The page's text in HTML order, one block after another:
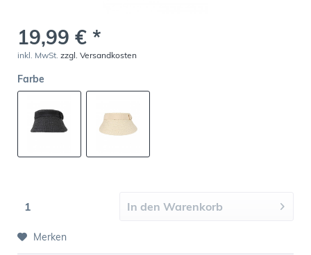
19,99 € *
inkl. MwSt. zzgl. Versandkosten
Farbe
In den Warenkorb
Merken